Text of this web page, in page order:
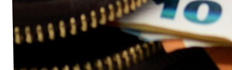
Mache bei uns mit!
Fraktion im Stadtparlament
Leichte Sprache